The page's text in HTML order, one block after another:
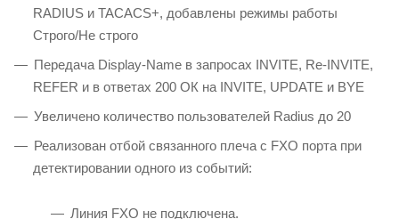
RADIUS и TACACS+, добавлены режимы работы
Строго/Не строго
Передача Display-Name в запросах INVITE, Re-INVITE,
REFER и в ответах 200 ОК на INVITE, UPDATE и BYE
Увеличено количество пользователей Radius до 20
Реализован отбой связанного плеча с FXO порта при
детектировании одного из событий:
Линия FXO не подключена.